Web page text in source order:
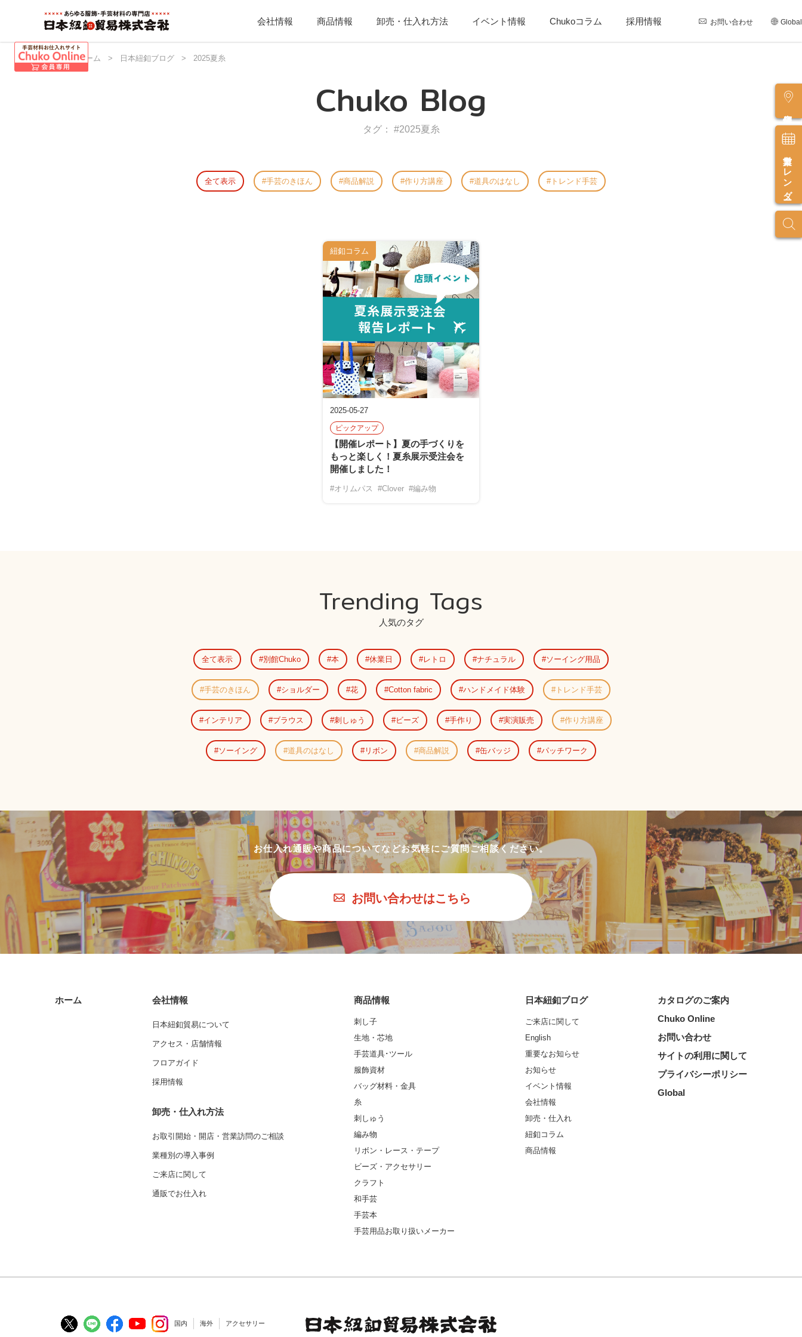
会社情報 商品情報 卸売・仕入れ方法 イベント情報 Chukoコラム 採用情報 お問い合わせ Global
営業カレンダー
日本紐釦 ホーム > 日本紐釦ブログ > 2025夏糸
Chuko Blog
タグ： #2025夏糸
全て表示 手芸のきほん 商品解説 作り方講座 道具のはなし トレンド手芸
2025-05-27
ピックアップ
【開催レポート】夏の手づくりを
もっと楽しく！夏糸展示受注会を
開催しました！
#オリムパス #Clover #編み物
紐釦コラム
Trending Tags
人気のタグ
全て表示 別館Chuko 本 休業日 レトロ ナチュラル ソーイング用品
手芸のきほん ショルダー 花 Cotton fabric ハンドメイド体験 トレンド手芸
インテリア ブラウス 刺しゅう ビーズ 手作り 実演販売 作り方講座
ソーイング 道具のはなし リボン 商品解説 缶バッジ パッチワーク
お仕入れ通販や商品についてなどお気軽にご質問ご相談ください。
お問い合わせはこちら
ホーム 会社情報
日本紐釦貿易について
アクセス・店舗情報
フロアガイド
採用情報
卸売・仕入れ方法
お取引開始・開店・営業訪問のご相談
業種別の導入事例
ご来店に関して
通販でお仕入れ
商品情報
刺し子
生地・芯地
手芸道具･ツール
服飾資材
バッグ材料・金具
糸
刺しゅう
編み物
リボン・レース・テープ
ビーズ・アクセサリー
クラフト
和手芸
手芸本
手芸用品お取り扱いメーカー
日本紐釦ブログ
ご来店に関して
English
重要なお知らせ
お知らせ
イベント情報
会社情報
卸売・仕入れ
紐釦コラム
商品情報
カタログのご案内
Chuko Online
お問い合わせ
サイトの利用に関して
プライバシーポリシー
Global
国内 海外 アクセサリー